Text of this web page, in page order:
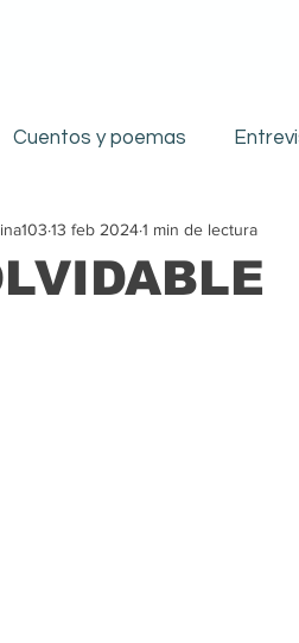
Cuentos y poemas
Cine Exposiciones
13 feb 20241 min de lectura